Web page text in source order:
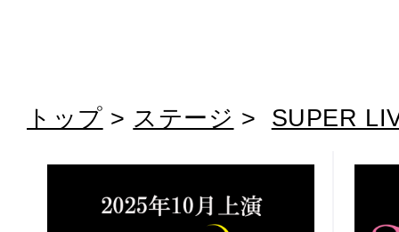
トップ > ステージ > SUPER